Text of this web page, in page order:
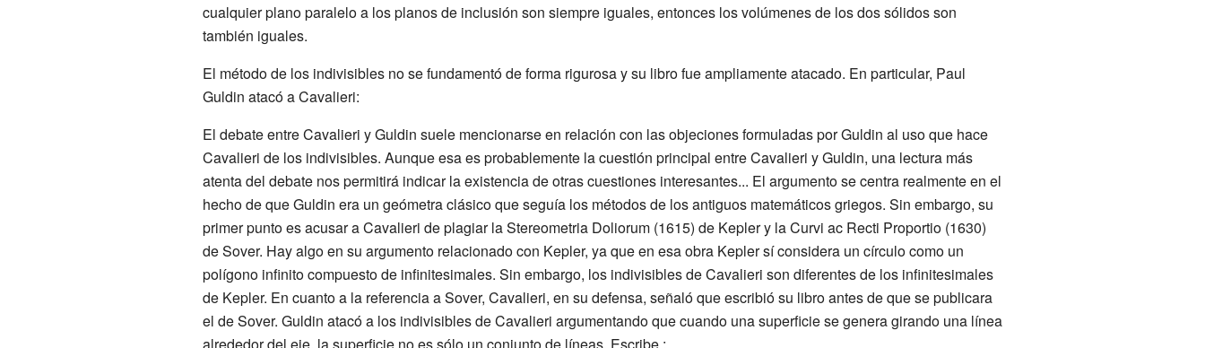
cualquier plano paralelo a los planos de inclusión son siempre iguales, entonces los volúmenes de los dos sólidos son
también iguales.
El método de los indivisibles no se fundamentó de forma rigurosa y su libro fue ampliamente atacado. En particular, Paul
Guldin atacó a Cavalieri:
El debate entre Cavalieri y Guldin suele mencionarse en relación con las objeciones formuladas por Guldin al uso que hace
Cavalieri de los indivisibles. Aunque esa es probablemente la cuestión principal entre Cavalieri y Guldin, una lectura más
atenta del debate nos permitirá indicar la existencia de otras cuestiones interesantes... El argumento se centra realmente en el
hecho de que Guldin era un geómetra clásico que seguía los métodos de los antiguos matemáticos griegos. Sin embargo, su
primer punto es acusar a Cavalieri de plagiar la Stereometria Doliorum (1615) de Kepler y la Curvi ac Recti Proportio (1630)
de Sover. Hay algo en su argumento relacionado con Kepler, ya que en esa obra Kepler sí considera un círculo como un
polígono infinito compuesto de infinitesimales. Sin embargo, los indivisibles de Cavalieri son diferentes de los infinitesimales
de Kepler. En cuanto a la referencia a Sover, Cavalieri, en su defensa, señaló que escribió su libro antes de que se publicara
el de Sover. Guldin atacó a los indivisibles de Cavalieri argumentando que cuando una superficie se genera girando una línea
alrededor del eje, la superficie no es sólo un conjunto de líneas. Escribe :